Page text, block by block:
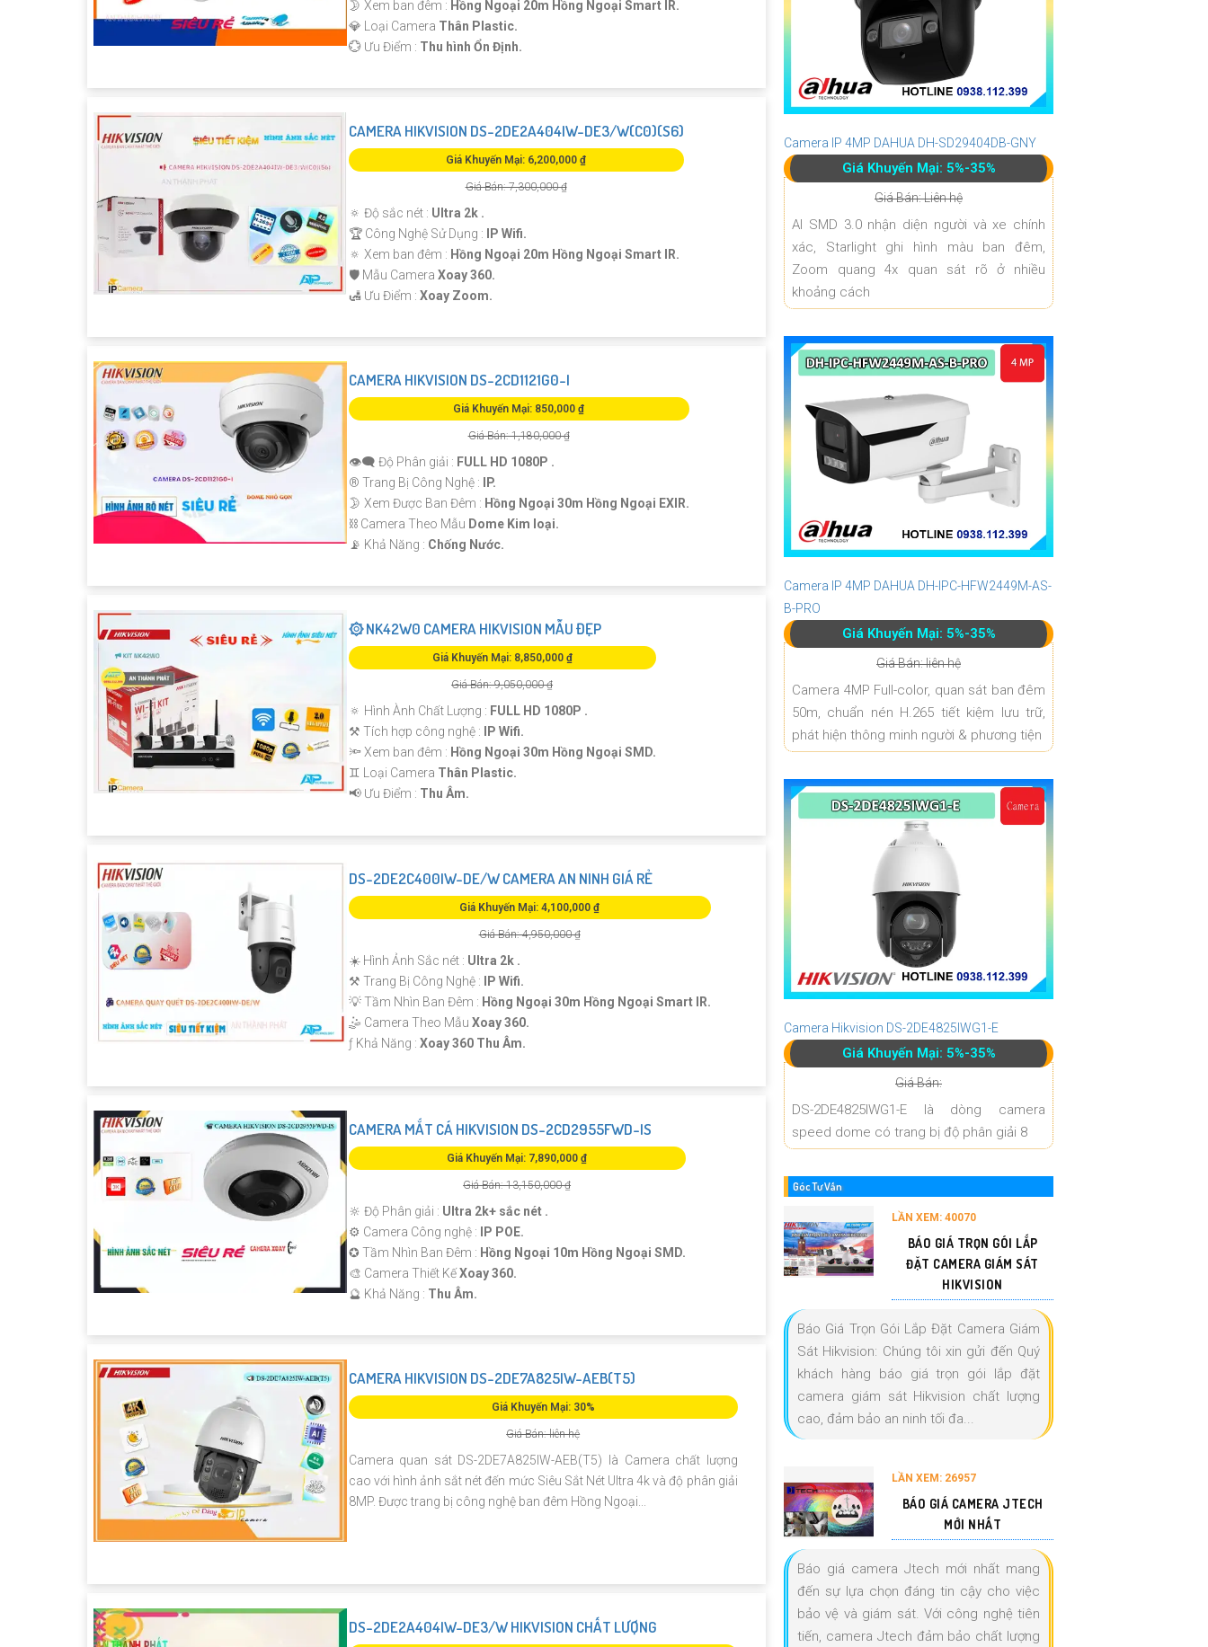
🌛 Xem ban đêm : Hồng Ngoại 20m Hồng Ngoại Smart IR.
💎 Loại Camera Thân Plastic.
️💮 Ưu Điểm : Thu hình Ổn Định.
CAMERA HIKVISION DS-2DE2A404IW-DE3/W(C0)(S6)
Giá Khuyến Mại: 6,200,000 ₫
Giá Bán: 7,300,000 ₫
🔅 Độ sắc nét : Ultra 2k .
🏆 Công Nghệ Sử Dụng :
IP Wifi.
🔅 Xem ban đêm : Hồng Ngoại 20m Hồng Ngoại Smart IR.
🛡 Mẫu Camera Xoay 360.
️🛃 Ưu Điểm : Xoay Zoom.
CAMERA HIKVISION DS-2CD1121G0-I
Giá Khuyến Mại: 850,000 ₫
Giá Bán: 1,180,000 ₫
👁️‍🗨 Độ Phân giải : FULL HD 1080P .
®️ Trang Bị Công Nghệ :
IP.
🌛 Xem Được Ban Đêm : Hồng Ngoại 30m Hồng Ngoại EXIR.
⛓ Camera Theo Mẫu Dome Kim loại.
️📡 Khả Năng : Chống Nước.
۞ NK42W0 CAMERA HIKVISION MẪU ĐẸP
Giá Khuyến Mại: 8,850,000 ₫
Giá Bán: 9,050,000 ₫
🔅 Hình Ành Chất Lượng : FULL HD 1080P .
⚒ Tích hợp công nghệ : IP Wifi.
🔦 Xem ban đêm : Hồng Ngoại 30m Hồng Ngoại SMD.
♊ Loại Camera Thân Plastic.
️📢 Ưu Điểm : Thu Âm.
DS-2DE2C400IW-DE/W CAMERA AN NINH GIÁ RẺ
Giá Khuyến Mại: 4,100,000 ₫
Giá Bán: 4,950,000 ₫
☀️ Hình Ảnh Sắc nét : Ultra 2k .
⚒ Trang Bị Công Nghệ :
IP Wifi.
💡 Tầm Nhìn Ban Đêm : Hồng Ngoại 30m Hồng Ngoại Smart IR.
🤹 Camera Theo Mẫu Xoay 360.
️ƒ Khả Năng : Xoay 360 Thu Âm.
CAMERA MẮT CÁ HIKVISION DS-2CD2955FWD-IS
Giá Khuyến Mại: 7,890,000 ₫
Giá Bán: 13,150,000 ₫
🔆 Độ Phân giải : Ultra 2k+ sắc nét .
⚙ Camera Công nghệ :
IP POE.
✪ Tầm Nhìn Ban Đêm : Hồng Ngoại 10m Hồng Ngoại SMD.
🎨 Camera Thiết KếXoay 360.
️🔮 Khả Năng : Thu Âm.
CAMERA HIKVISION DS-2DE7A825IW-AEB(T5)
Giá Khuyến Mại: 30%
Giá Bán: liên hệ
Camera quan sát DS-2DE7A825IW-AEB(T5) là Camera chất lượng
cao với hình ảnh sắt nét đến mức Siêu Sắt Nét Ultra 4k và độ phân giải
8MP. Được trang bị công nghệ ban đêm Hồng Ngoại...
DS-2DE2A404IW-DE3/W HIKVISION CHẤT LƯỢNG
Camera IP 4MP DAHUA DH-SD29404DB-GNY
Giá Khuyến Mại: 5%-35%
Giá Bán: Liên hệ
AI SMD 3.0 nhận diện người và xe chính
xác, Starlight ghi hình màu ban đêm,
Zoom quang 4x quan sát rõ ở nhiều
khoảng cách
Camera IP 4MP DAHUA DH-IPC-HFW2449M-AS-
B-PRO
Giá Khuyến Mại: 5%-35%
Giá Bán: liên hệ
Camera 4MP Full-color, quan sát ban đêm
50m, chuẩn nén H.265 tiết kiệm lưu trữ,
phát hiện thông minh người & phương tiện
Camera Hikvision DS-2DE4825IWG1-E
Giá Khuyến Mại: 5%-35%
Giá Bán:
DS-2DE4825IWG1-E là dòng camera
speed dome có trang bị độ phân giải 8
Góc Tư Vấn
LẦN XEM: 40070
BÁO GIÁ TRỌN GÓI LẮP
ĐẶT CAMERA GIÁM SÁT
HIKVISION
Báo Giá Trọn Gói Lắp Đặt Camera Giám
Sát Hikvision: Chúng tôi xin gửi đến Quý
khách hàng báo giá trọn gói lắp đặt
camera giám sát Hikvision chất lượng
cao, đảm bảo an ninh tối đa...
LẦN XEM: 26957
BÁO GIÁ CAMERA JTECH
MỚI NHẤT
Báo giá camera Jtech mới nhất mang
đến sự lựa chọn đáng tin cậy cho việc
bảo vệ và giám sát. Với công nghệ tiên
tiến, camera Jtech đảm bảo chất lượng